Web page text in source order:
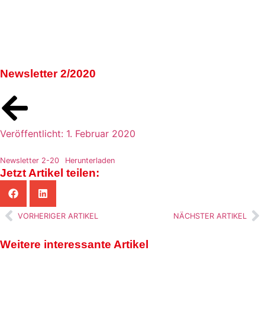
Newsletter 2/2020
Veröffentlicht: 1. Februar 2020
Newsletter 2-20 Herunterladen
Jetzt Artikel teilen:
VORHERIGER ARTIKEL NÄCHSTER ARTIKEL
Weitere interessante Artikel